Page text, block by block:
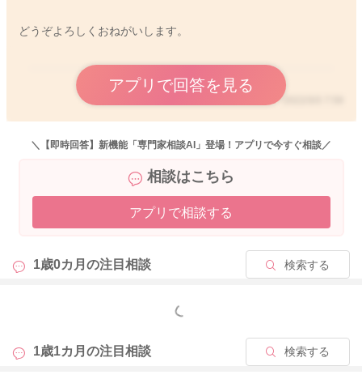
どうぞよろしくおねがいします。
アプリで回答を見る
＼【即時回答】新機能「専門家相談AI」登場！アプリで今すぐ相談／
相談はこちら
アプリで相談する
1歳0カ月の注目相談 検索する
もっと見る
1歳1カ月の注目相談 検索する